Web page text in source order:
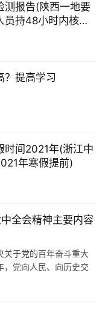
测报告(陕西一地要
员持48小时内核酸
？提高学习
时间2021年(浙江中
年寒假提前)
全会精神主要内容
关于党的百年奋斗重大
，党向人民、向历史交